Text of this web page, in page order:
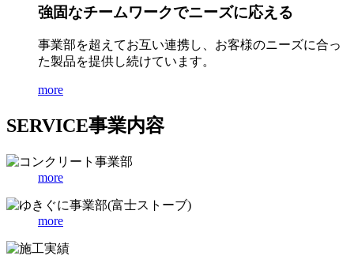
強固なチームワークでニーズに応える
事業部を超えてお互い連携し、お客様のニーズに合っ
た製品を提供し続けています。
more
SERVICE事業内容
more
more